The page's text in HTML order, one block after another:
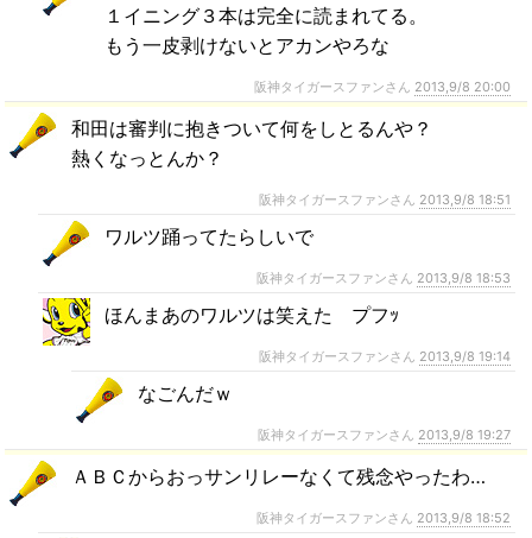
１イニング３本は完全に読まれてる。
もう一皮剥けないとアカンやろな
阪神タイガースファンさん 2013,9/8 20:00
和田は審判に抱きついて何をしとるんや？
熱くなっとんか？
阪神タイガースファンさん 2013,9/8 18:51
ワルツ踊ってたらしいで
阪神タイガースファンさん 2013,9/8 18:53
ほんまあのワルツは笑えた プフｯ
阪神タイガースファンさん 2013,9/8 19:14
なごんだｗ
阪神タイガースファンさん 2013,9/8 19:27
ＡＢＣからおっサンリレーなくて残念やったわ…
阪神タイガースファンさん 2013,9/8 18:52